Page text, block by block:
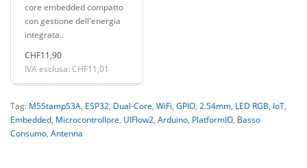
core embedded compatto
con gestione dell'energia
integrata..
CHF11,90
IVA esclusa: CHF11,01
Tag: M5StampS3A, ESP32, Dual-Core, WiFi, GPIO, 2.54mm, LED RGB, IoT,
Embedded, Microcontrollore, UIFlow2, Arduino, PlatformIO, Basso
Consumo, Antenna